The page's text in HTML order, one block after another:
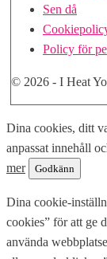
Sen då
Policy för
© 2026 - I Heat
till
toppen
Dina cookies, ditt
anpassat innehåll
mer
Godkänn
Dina cookie-
cookies” för att ge
använda